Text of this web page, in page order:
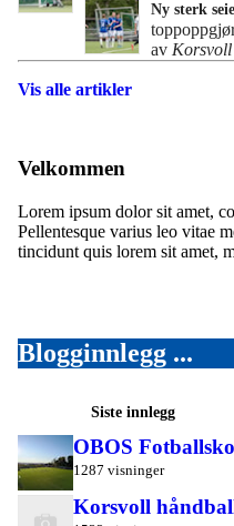
Ny sterk
av
Vis alle artikler
Velkommen
Lorem ipsum dolor sit amet,
Pellentesque varius leo vitae
tincidunt quis lorem sit amet,
Blogginnlegg ...
Siste innlegg
OBOS
1287 visninger
Korsvoll